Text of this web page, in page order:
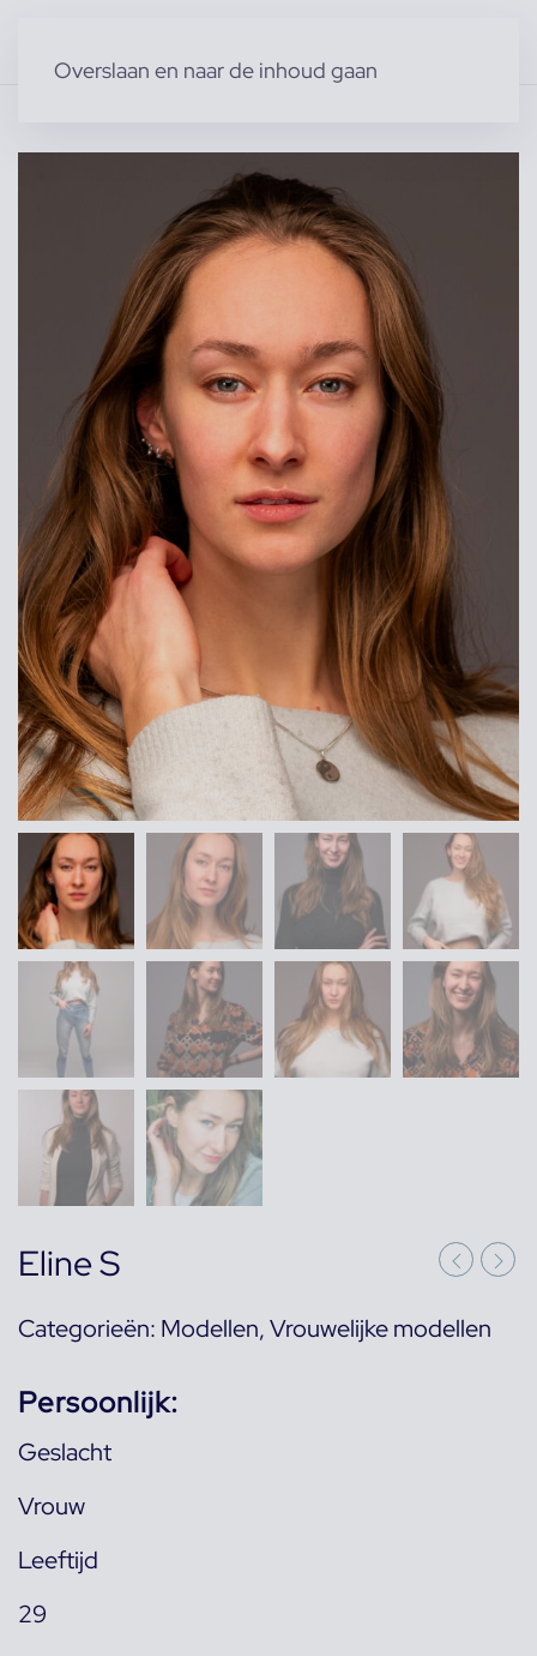
Overslaan en naar de inhoud gaan
Eline S
Categorieën: Modellen,Vrouwelijke modellen
Persoonlijk:
Geslacht
Vrouw
Leeftijd
29